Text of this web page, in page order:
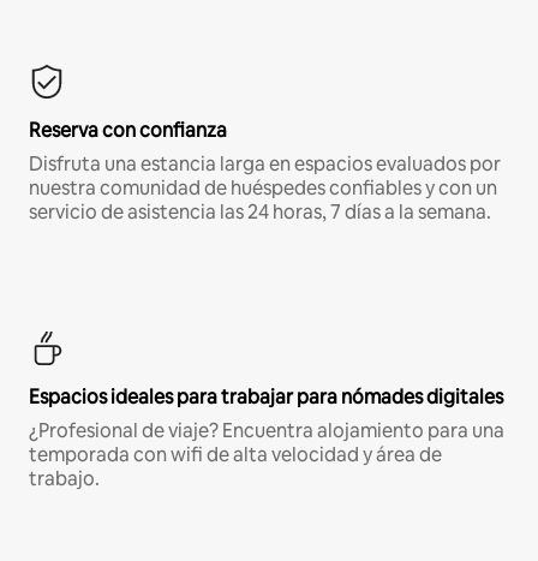
Reserva con confianza
Disfruta una estancia larga en espacios evaluados por
nuestra comunidad de huéspedes confiables y con un
servicio de asistencia las 24 horas, 7 días a la semana.
Espacios ideales para trabajar para nómades digitales
¿Profesional de viaje? Encuentra alojamiento para una
temporada con wifi de alta velocidad y área de
trabajo.